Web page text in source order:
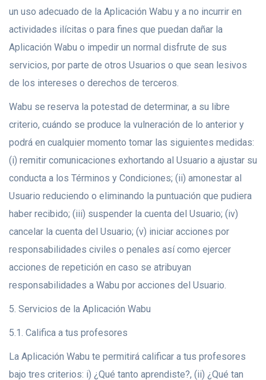
un uso adecuado de la Aplicación Wabu y a no incurrir en
actividades ilícitas o para fines que puedan dañar la
Aplicación Wabu o impedir un normal disfrute de sus
servicios, por parte de otros Usuarios o que sean lesivos
de los intereses o derechos de terceros.
Wabu se reserva la potestad de determinar, a su libre
criterio, cuándo se produce la vulneración de lo anterior y
podrá en cualquier momento tomar las siguientes medidas:
(i) remitir comunicaciones exhortando al Usuario a ajustar su
conducta a los Términos y Condiciones; (ii) amonestar al
Usuario reduciendo o eliminando la puntuación que pudiera
haber recibido; (iii) suspender la cuenta del Usuario; (iv)
cancelar la cuenta del Usuario; (v) iniciar acciones por
responsabilidades civiles o penales así como ejercer
acciones de repetición en caso se atribuyan
responsabilidades a Wabu por acciones del Usuario.
5. Servicios de la Aplicación Wabu
5.1. Califica a tus profesores
La Aplicación Wabu te permitirá calificar a tus profesores
bajo tres criterios: i) ¿Qué tanto aprendiste?, (ii) ¿Qué tan